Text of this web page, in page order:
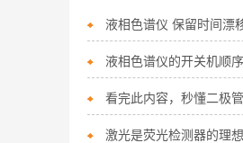
激光是荧光检测器的理